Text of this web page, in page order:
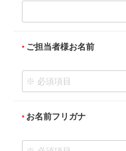
ご担当者様お名前
お名前フリガナ